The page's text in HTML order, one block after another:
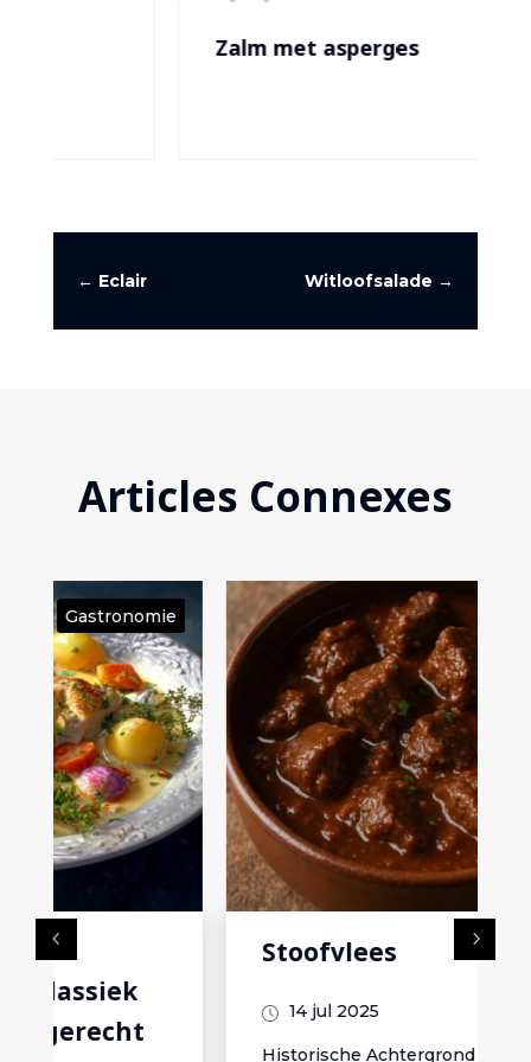
Zalm met asperges
← Eclair Witloofsalade →
Articles Connexes
Gastronomie
Historische Achtergrond